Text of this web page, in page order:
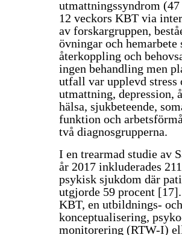
utmattningssyndrom
12 veckors KBT via
av forskargruppen,
övningar och
återkoppling och
ingen behandling men
utfall var upplevd stress
utmattning, depression,
hälsa, sjukbeteende,
funktion och
två diagnosgrupperna.
I en trearmad studie av
år 2017 inkluderades
psykisk sjukdom där
utgjorde 59 procent [17]
KBT, en utbildnings-
konceptualisering,
monitorering (RTW-I)